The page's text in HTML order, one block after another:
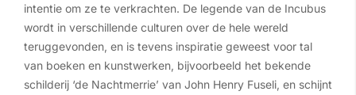
intentie om ze te verkrachten. De legende van de Incubus
wordt in verschillende culturen over de hele wereld
teruggevonden, en is tevens inspiratie geweest voor tal
van boeken en kunstwerken, bijvoorbeeld het bekende
schilderij ‘de Nachtmerrie’ van John Henry Fuseli, en schijnt